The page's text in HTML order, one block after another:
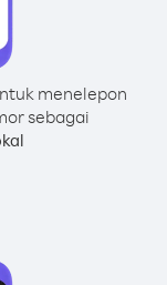
menelepon
sebagai